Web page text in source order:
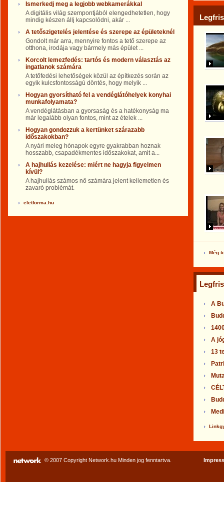
Ismerkedj meg a legjobb webkamerákkal
A digitális világ szempontjából elengedhetetlen, hogy
mindig készen állj kapcsolódni, akár ...
A tetőszigetelés jelentése és szerepe az épületeknél
Gondolt már arra, mennyire fontos a tető szerepe az
otthona, irodája vagy bármely más épület ...
Korcolt lemezfedés: tartós és modern választás az
ingatlanok számára
A tetőfedési lehetőségek közül az építkezés során az
egyik kulcsfontosságú döntés, hogy melyik ...
Hogyan gyorsítható fel a vendéglátóhelyek konyhai
munkafolyamata?
A vendéglátásban a gyorsaság és a hatékonyság ma
már legalább olyan fontos, mint az ételek ...
Hogyan gondozzuk a kertünket szárazabb
időszakokban?
A nyári meleg hónapok egyre gyakrabban hoznak
hosszabb, csapadékmentes időszakokat, amit a...
A hajhullás kezelése: miért ne hagyja figyelmen
kívül?
A hajhullás számos nő számára jelent kellemetlen és
zavaró problémát.
eletforma.hu
Még
A
A
13
© 2007 Copyright Network.hu Minden jog fenntartva.